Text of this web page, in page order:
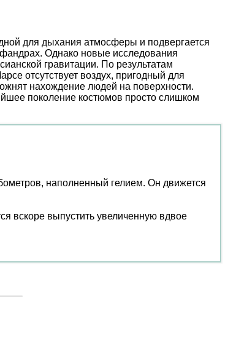
для дыхания атмосферы и подвергается
Однако новые исследования
гравитации. По результатам
отсутствует воздух, пригодный для
нахождение людей на поверхности.
поколение костюмов просто слишком
наполненный гелием. Он движется
вскоре выпустить увеличенную вдвое